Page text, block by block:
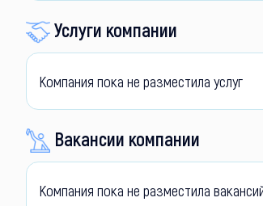
Услуги компании
Компания пока не разместила услуг
Вакансии компании
Компания пока не разместила